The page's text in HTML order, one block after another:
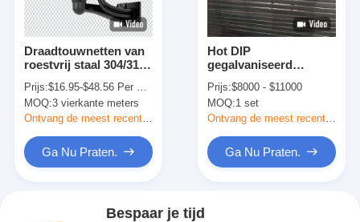
Draadtouwnetten van
roestvrij staal 304/316
en ferrule-netten voor
veiligheidstoepassingen
Prijs:$16.95-$48.56 Per Square Meter
MOQ:3 vierkante meters
Ontvang de meest recente Prijs
Ga Nu Praten.
Hot DIP
gegalvaniseerd
padel tennisbaan met
staaldraadmaas en
gehard glas
Prijs:$8000 - $11000
MOQ:1 set
Ontvang de meest recente Prijs
Ga Nu Praten.
Bespaar je tijd